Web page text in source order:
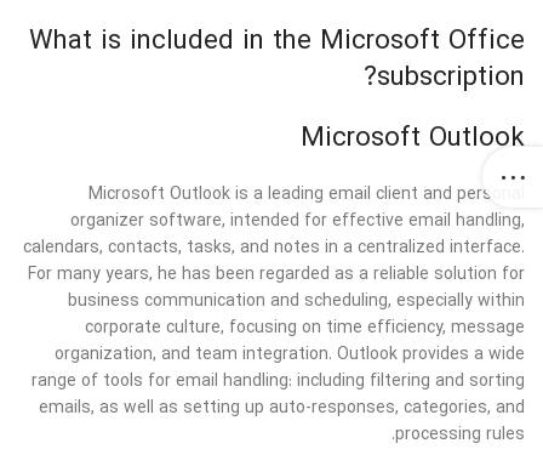
What is included in the Microsoft Office
subscription?
Microsoft Outlook
Microsoft Outlook is a leading email client and personal
organizer software, intended for effective email handling,
calendars, contacts, tasks, and notes in a centralized interface.
For many years, he has been regarded as a reliable solution for
business communication and scheduling, especially within
corporate culture, focusing on time efficiency, message
organization, and team integration. Outlook provides a wide
range of tools for email handling: including filtering and sorting
emails, as well as setting up auto-responses, categories, and
processing rules.